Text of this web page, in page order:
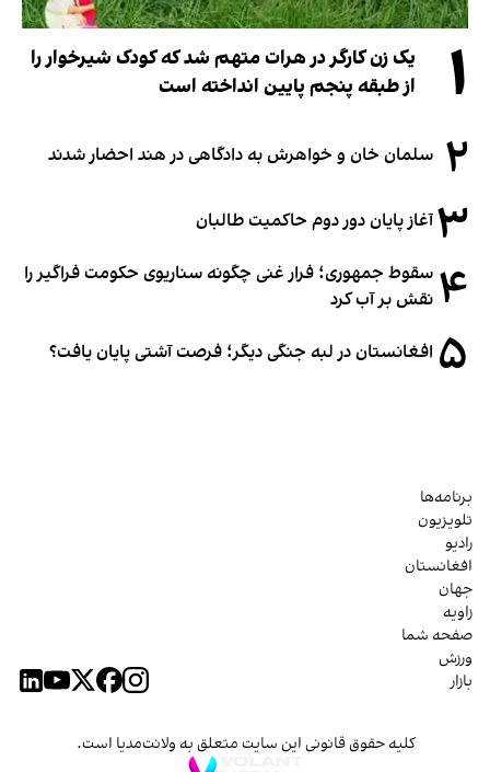
۱
یک زن کارگر در هرات متهم شد که کودک شیرخوار را
از طبقه پنجم پایین انداخته است
۲ سلمان خان و خواهرش به دادگاهی در هند احضار شدند
۳آغاز پایان دور دوم حاکمیت طالبان
۴ سقوط جمهوری؛ فرار غنی چگونه سناریوی حکومت فراگیر را
نقش بر آب کرد
۵ افغانستان در لبه جنگی دیگر؛ فرصت آشتی پایان یافت؟
برنامه‌ها
تلویزیون
رادیو
افغانستان
جهان
زاویه
صفحه شما
ورزش
بازار
کلیه حقوق قانونی این سایت متعلق به ولانت‌مدیا است.